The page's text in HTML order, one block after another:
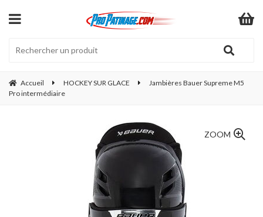
Accueil HOCKEY SUR GLACE
Jambières Bauer Supreme M5
Pro intermédiaire
ZOOM